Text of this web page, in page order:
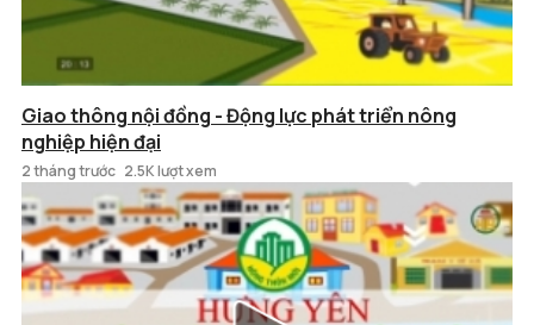
Giao thông nội đồng - Động lực phát triển nông
nghiệp hiện đại
2 tháng trước 2.5K lượt xem